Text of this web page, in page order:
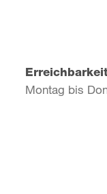
Montag bis